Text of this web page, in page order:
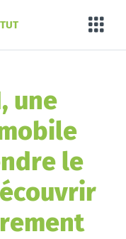
une
le